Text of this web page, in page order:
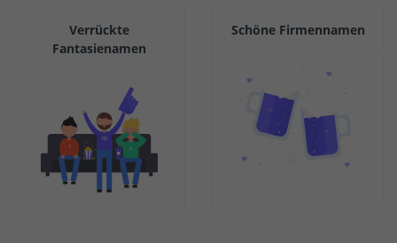
Verrückte
Fantasienamen
Schöne Firmennamen